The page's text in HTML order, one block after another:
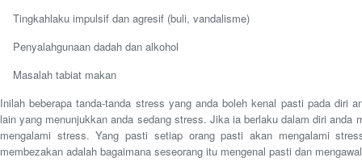
Tingkahlaku impulsif dan agresif (buli, vandalisme)
Penyalahgunaan dadah dan alkohol
Masalah tabiat makan
Inilah beberapa tanda-tanda stress yang anda boleh kenal pasti pada diri
lain yang menunjukkan anda sedang stress. Jika ia berlaku dalam diri anda
mengalami stress. Yang pasti setiap orang pasti akan mengalami
membezakan adalah bagaimana seseorang itu mengenal pasti dan